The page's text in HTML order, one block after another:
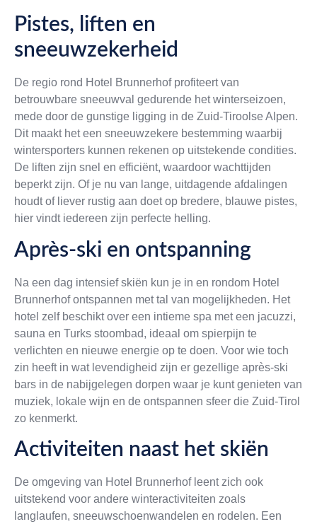
Pistes, liften en
sneeuwzekerheid
De regio rond Hotel Brunnerhof profiteert van
betrouwbare sneeuwval gedurende het winterseizoen,
mede door de gunstige ligging in de Zuid-Tiroolse Alpen.
Dit maakt het een sneeuwzekere bestemming waarbij
wintersporters kunnen rekenen op uitstekende condities.
De liften zijn snel en efficiënt, waardoor wachttijden
beperkt zijn. Of je nu van lange, uitdagende afdalingen
houdt of liever rustig aan doet op bredere, blauwe pistes,
hier vindt iedereen zijn perfecte helling.
Après-ski en ontspanning
Na een dag intensief skiën kun je in en rondom Hotel
Brunnerhof ontspannen met tal van mogelijkheden. Het
hotel zelf beschikt over een intieme spa met een jacuzzi,
sauna en Turks stoombad, ideaal om spierpijn te
verlichten en nieuwe energie op te doen. Voor wie toch
zin heeft in wat levendigheid zijn er gezellige après-ski
bars in de nabijgelegen dorpen waar je kunt genieten van
muziek, lokale wijn en de ontspannen sfeer die Zuid-Tirol
zo kenmerkt.
Activiteiten naast het skiën
De omgeving van Hotel Brunnerhof leent zich ook
uitstekend voor andere winteractiviteiten zoals
langlaufen, sneeuwschoenwandelen en rodelen. Een